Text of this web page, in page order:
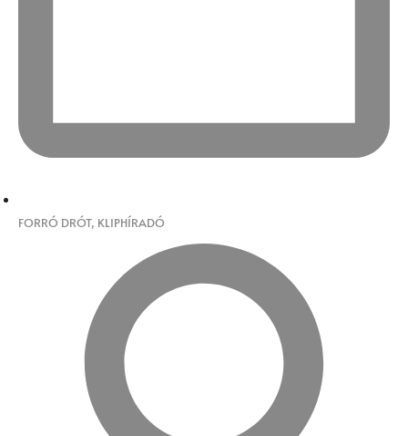
FORRÓ DRÓT, KLIPHÍRADÓ